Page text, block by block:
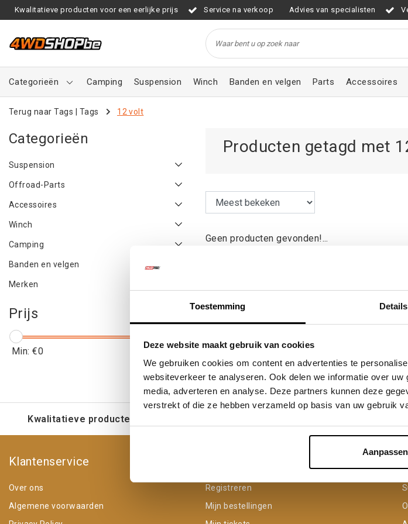
Toestemming Details
Deze website maakt gebruik van cookies
We gebruiken cookies om content en advertenties te
websiteverkeer te analyseren. Ook delen we informatie over
media, adverteren en analyse. Deze partners kunnen deze
verstrekt of die ze hebben verzameld op basis van uw gebruik
Aanpassen
Kwalitatieve producten voor een eerlijke prijs Service na verkoop Advies van specialisten
Categorieën Camping Suspension Winch Banden en velgen Parts Accessoires
Terug naar Tags Tags 12 volt
Categorieën
Suspension
Offroad-Parts
Accessoires
Winch
Camping
Banden en velgen
Merken
Prijs
Min: €0 Max: €5
Producten getagd met
Geen producten gevonden!...
Kwalitatieve producten voor een eerlijke prijs
Klantenservice
Over ons
Algemene voorwaarden
Registreren
Mijn bestellingen